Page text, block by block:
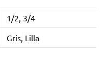
1/2, 3/4
Gris, Lilla